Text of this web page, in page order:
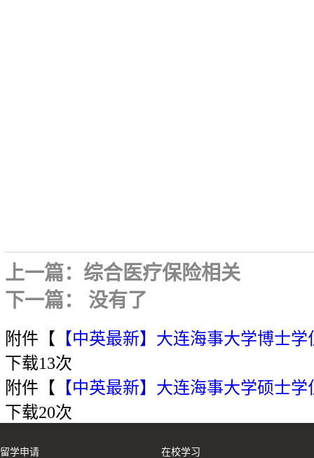
上一篇： 综合医疗保险相关
下一篇： 没有了
附件【 【中英最新】大连海事大学博士
下载13次
附件【 【中英最新】大连海事大学硕士
下载20次
留学申请 在校学习